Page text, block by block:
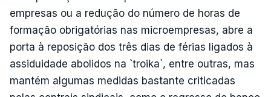
empresas ou a redução do número de horas de
formação obrigatórias nas microempresas, abre a
porta à reposição dos três dias de férias ligados à
assiduidade abolidos na `troika`, entre outras, mas
mantém algumas medidas bastante criticadas